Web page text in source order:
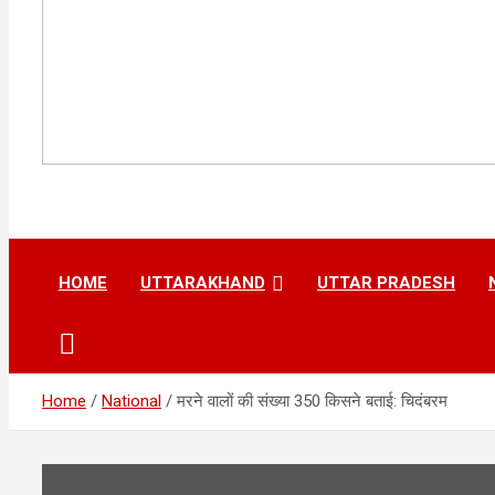
HOME UTTARAKHAND UTTAR PRADESH
Home National मरने वालों की संख्या 350 किसने बताई: चिदंबरम